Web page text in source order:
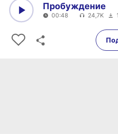
00:48
Пробуждение
00:48 24,7K